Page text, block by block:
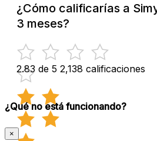
¿Cómo calificarías a
3 meses?
2.83 de 5 2,138 calificaciones
¿Qué no está funcionando?
×